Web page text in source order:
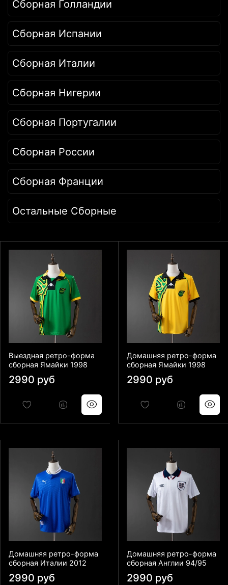
Сборная Голландии
Сборная Испании
Сборная Италии
Сборная Нигерии
Сборная Португалии
Сборная России
Сборная Франции
Остальные Сборные
Выездная ретро-форма
сборная Ямайки 1998
2990 руб
Домашняя ретро-форма
сборная Ямайки 1998
2990 руб
Домашняя ретро-форма
сборная Италии 2012
2990 руб
Домашняя ретро-форма
сборная Англии 94/95
2990 руб